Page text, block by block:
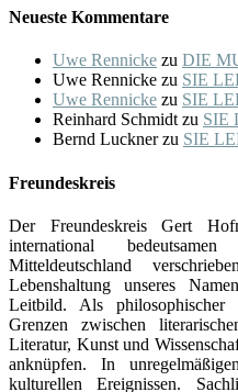
Neueste Kommentare
Uwe Rennicke zu DIE
Uwe Rennicke zu SIE
Uwe Rennicke zu SIE
Reinhard Schmidt zu SIE
Bernd Lucknerzu SIE
Freundeskreis
Der Freundeskreis Gert
international
Mitteldeutschland
Lebenshaltung unseres
Leitbild. Als
Grenzen zwischen
Literatur, Kunst und
anknüpfen. In
kulturellen Ereignissen.